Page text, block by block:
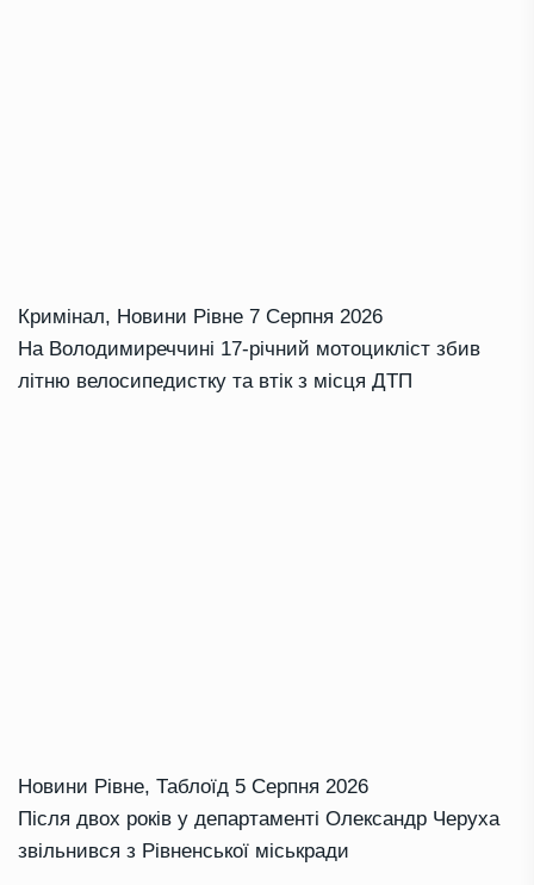
Кримінал, Новини Рівне 7 Серпня 2026
На Володимиреччині 17-річний мотоцикліст збив
літню велосипедистку та втік з місця ДТП
Новини Рівне, Таблоїд 5 Серпня 2026
Після двох років у департаменті Олександр Черуха
звільнився з Рівненської міськради